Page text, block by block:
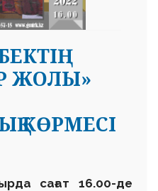
ЖОЛЫ»
КӨРМЕСІ
сағат 16.00-де